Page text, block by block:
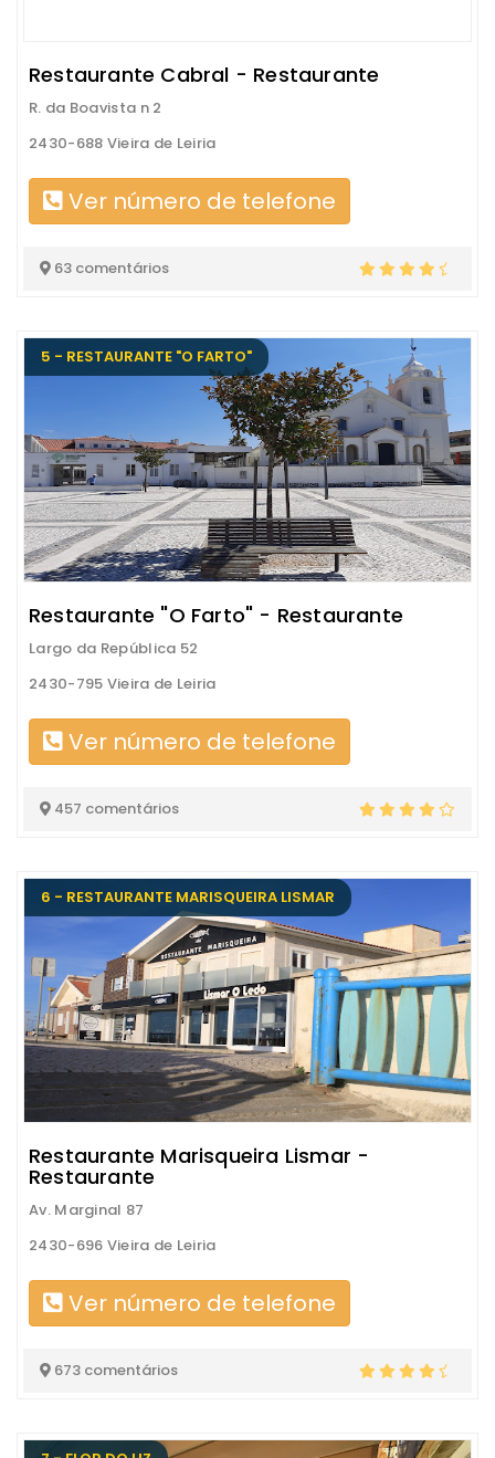
Restaurante Cabral - Restaurante
R. da Boavista n 2
2430-688 Vieira de Leiria
Ver número de telefone
63 comentários
5 - RESTAURANTE "O FARTO"
Restaurante "O Farto" - Restaurante
Largo da República 52
2430-795 Vieira de Leiria
Ver número de telefone
457 comentários
6 - RESTAURANTE MARISQUEIRA LISMAR
Restaurante Marisqueira Lismar -
Restaurante
Av. Marginal 87
2430-696 Vieira de Leiria
Ver número de telefone
673 comentários